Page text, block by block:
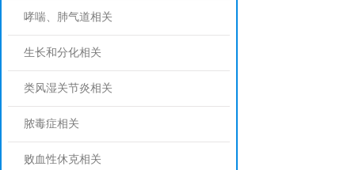
哮喘、肺气道相关
生长和分化相关
类风湿关节炎相关
脓毒症相关
败血性休克相关